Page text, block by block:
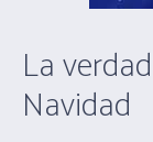
La
Navidad